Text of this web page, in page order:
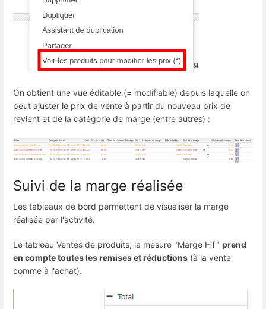
On obtient une vue éditable (= modifiable) depuis laquelle on
peut ajuster le prix de vente à partir du nouveau prix de
revient et de la catégorie de marge (entre autres) :
Suivi de la marge réalisée
Les tableaux de bord permettent de visualiser la marge
réalisée par l'activité.
Le tableau Ventes de produits, la mesure "Marge HT" prend
en compte toutes les remises et réductions (à la vente
comme à l'achat).